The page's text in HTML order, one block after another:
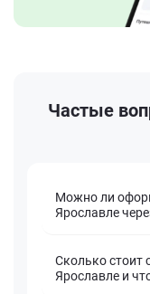
Частые
Можно ли
Ярославле
Сколько стоит
Ярославле и